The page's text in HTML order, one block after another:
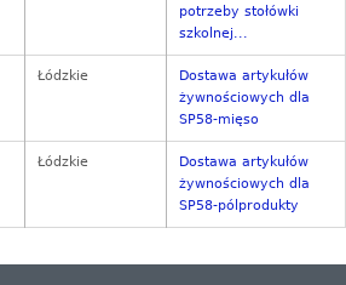
potrzeby stołówki
szkolnej...
Łódzkie
Dostawa artykułów
żywnościowych dla
SP58-mięso
Łódzkie
Dostawa artykułów
żywnościowych dla
SP58-pólprodukty